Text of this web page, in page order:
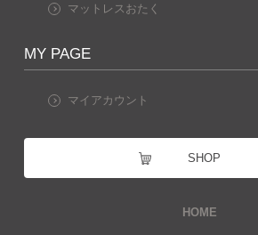
マットレスおたく
MY PAGE
マイアカウント
SHOP
HOME